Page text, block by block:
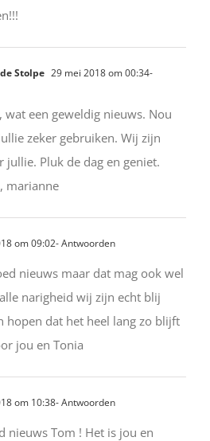
Stolpe 29 mei 2018 om 00:34-
wat een geweldig nieuws. Nou
zeker gebruiken. Wij zijn
jullie. Pluk de dag en geniet.
marianne
om 09:02- Antwoorden
nieuws maar dat mag ook wel
narigheid wij zijn echt blij
hopen dat het heel lang zo blijft
jou en Tonia
om 10:38- Antwoorden
nieuws Tom ! Het is jou en